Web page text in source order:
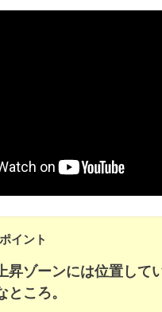
イント
昇ゾーンには位置して
ところ。